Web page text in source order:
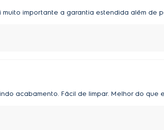
importante a garantia estendida além de
acabamento. Fácil de limpar. Melhor do que